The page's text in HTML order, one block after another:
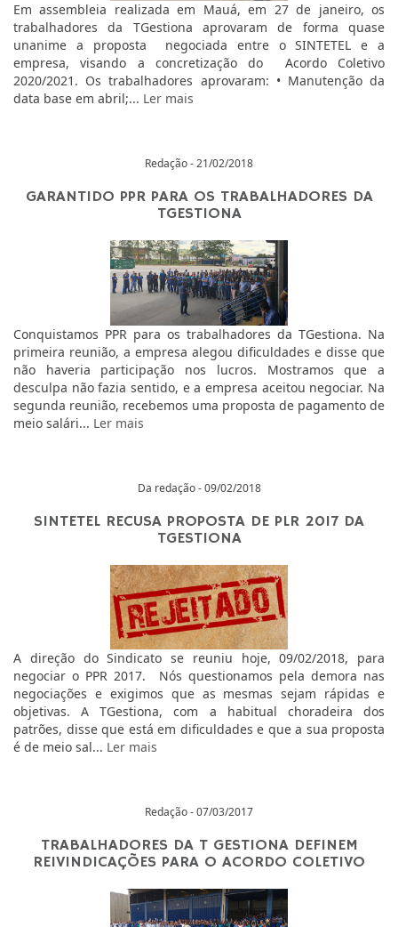
Em assembleia realizada em Mauá, em 27 de janeiro, os
trabalhadores da TGestiona aprovaram de forma quase
unanime a proposta negociada entre o SINTETEL e a
empresa, visando a concretização do Acordo Coletivo
2020/2021. Os trabalhadores aprovaram: • Manutenção da
data base em abril;... Ler mais
Redação - 21/02/2018
GARANTIDO PPR PARA OS TRABALHADORES DA
TGESTIONA
Conquistamos PPR para os trabalhadores da TGestiona. Na
primeira reunião, a empresa alegou dificuldades e disse que
não haveria participação nos lucros. Mostramos que a
desculpa não fazia sentido, e a empresa aceitou negociar. Na
segunda reunião, recebemos uma proposta de pagamento de
meio salári... Ler mais
Da redação - 09/02/2018
SINTETEL RECUSA PROPOSTA DE PLR 2017 DA
TGESTIONA
A direção do Sindicato se reuniu hoje, 09/02/2018, para
negociar o PPR 2017. Nós questionamos pela demora nas
negociações e exigimos que as mesmas sejam rápidas e
objetivas. A TGestiona, com a habitual choradeira dos
patrões, disse que está em dificuldades e que a sua proposta
é de meio sal... Ler mais
Redação - 07/03/2017
TRABALHADORES DA T GESTIONA DEFINEM
REIVINDICAÇÕES PARA O ACORDO COLETIVO